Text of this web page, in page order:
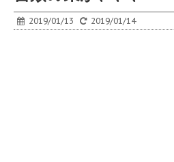
2019/01/13 2019/01/14